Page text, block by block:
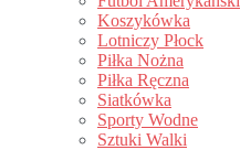
Koszykówka
Lotniczy Płock
Piłka Nożna
Piłka Ręczna
Siatkówka
Sporty Wodne
Sztuki Walki